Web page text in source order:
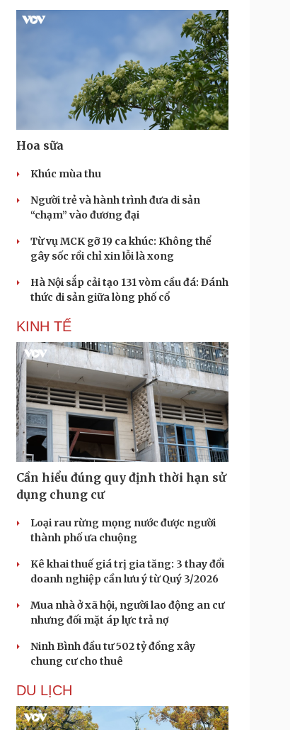
Hoa sữa
Khúc mùa thu
Người trẻ và hành trình đưa di sản
“chạm” vào đương đại
Từ vụ MCK gỡ 19 ca khúc: Không thể
gây sốc rồi chỉ xin lỗi là xong
Hà Nội sắp cải tạo 131 vòm cầu đá: Đánh
thức di sản giữa lòng phố cổ
KINH TẾ
Cần hiểu đúng quy định thời hạn sử
dụng chung cư
Loại rau rừng mọng nước được người
thành phố ưa chuộng
Kê khai thuế giá trị gia tăng: 3 thay đổi
doanh nghiệp cần lưu ý từ Quý 3/2026
Mua nhà ở xã hội, người lao động an cư
nhưng đối mặt áp lực trả nợ
Ninh Bình đầu tư 502 tỷ đồng xây
chung cư cho thuê
DU LỊCH